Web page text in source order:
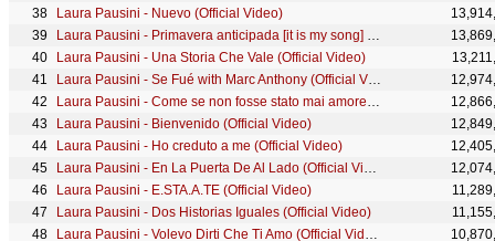
Laura Pausini - Nuevo (Official Video)
Laura Pausini - Primavera anticipada [it is my song] feat. James Blunt (Official Video)
Laura Pausini - Una Storia Che Vale (Official Video)
Laura Pausini - Se Fué with Marc Anthony (Official Video)
Laura Pausini - Come se non fosse stato mai amore (Official Video)
Laura Pausini - Bienvenido (Official Video)
Laura Pausini - Ho creduto a me (Official Video)
Laura Pausini - En La Puerta De Al Lado (Official Video)
Laura Pausini - E.STA.A.TE (Official Video)
Laura Pausini - Dos Historias Iguales (Official Video)
Laura Pausini - Volevo Dirti Che Ti Amo (Official Video)